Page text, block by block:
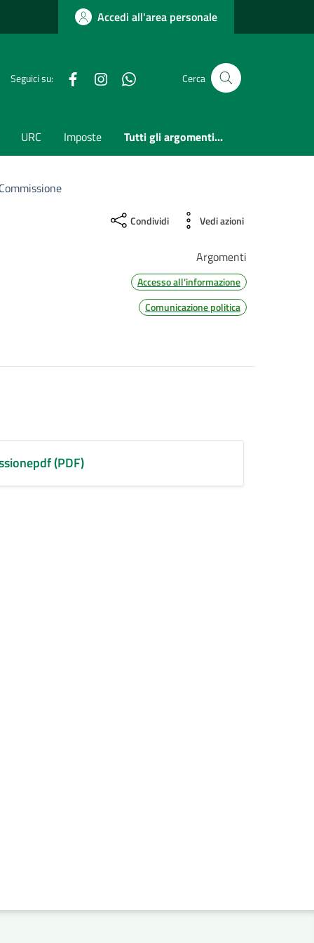
Accedi all'area personale
Seguici su: FacebookInstagramwhatsappCerca
URC Imposte Tutti gli argomenti...
Condividi Vedi azioni
Argomenti
Accesso all'informazione
Comunicazione politica
(PDF)